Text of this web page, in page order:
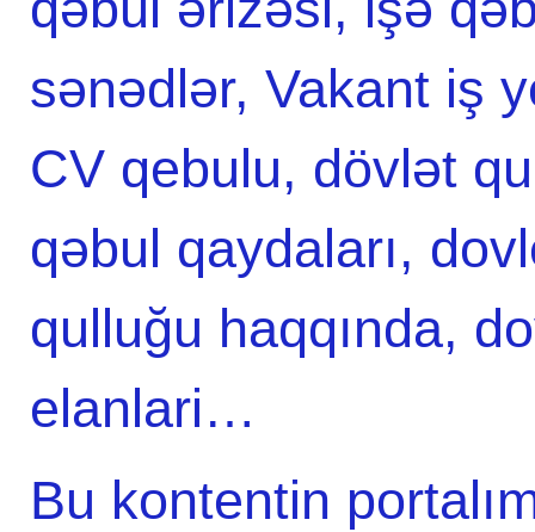
sənədlər, Vakant iş
CV qebulu, dövlət
qəbul qaydaları,
qulluğu haqqında,
elanlari…
Bu kontentin